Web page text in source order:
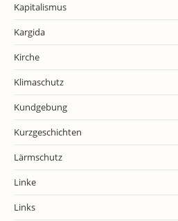
Kapitalismus
Kargida
Kirche
Klimaschutz
Kundgebung
Kurzgeschichten
Lärmschutz
Linke
Links